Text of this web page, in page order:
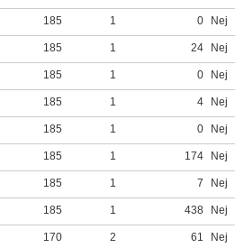
185 1 0
Nej
185 1 24
Nej
185 1 0
Nej
185 1 4
Nej
185 1 0
Nej
185 1 174
Nej
185 1 7
Nej
185 1 438
Nej
170 2 61
Nej